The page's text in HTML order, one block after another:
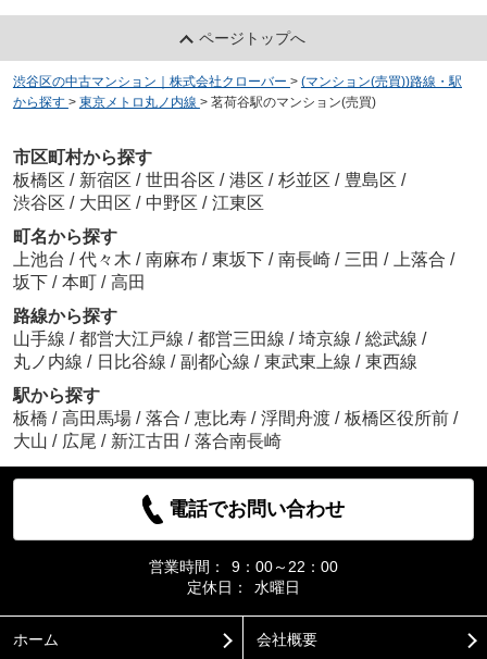
ページトップへ
渋谷区の中古マンション｜株式会社クローバー > (マンション(売買))路線・駅
から探す > 東京メトロ丸ノ内線 > 茗荷谷駅のマンション(売買)
市区町村から探す
板橋区 / 新宿区 / 世田谷区 / 港区 / 杉並区 / 豊島区 /
渋谷区 / 大田区 / 中野区 / 江東区
町名から探す
上池台 / 代々木 / 南麻布 / 東坂下 / 南長崎 / 三田 / 上落合 /
坂下 / 本町 / 高田
路線から探す
山手線 / 都営大江戸線 / 都営三田線 / 埼京線 / 総武線 /
丸ノ内線 / 日比谷線 / 副都心線 / 東武東上線 / 東西線
駅から探す
板橋 / 高田馬場 / 落合 / 恵比寿 / 浮間舟渡 / 板橋区役所前 /
大山 / 広尾 / 新江古田 / 落合南長崎
電話でお問い合わせ
営業時間：
9：00～22：00
定休日：
水曜日
ホーム 会社概要